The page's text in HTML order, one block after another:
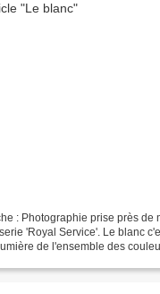
: Photographie prise près de
'Royal Service'. Le blanc
de l'ensemble des